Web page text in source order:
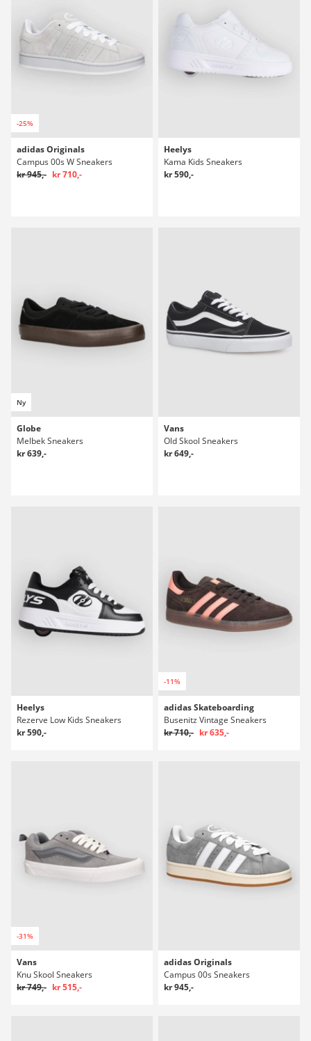
-25%
adidas Originals
Campus 00s W Sneakers
kr 945,- kr 710,-
Heelys
Kama Kids Sneakers
kr 590,-
Ny
Globe
Melbek Sneakers
kr 639,-
Vans
Old Skool Sneakers
kr 649,-
Heelys
Rezerve Low Kids Sneakers
kr 590,-
-11%
adidas Skateboarding
Busenitz Vintage Sneakers
kr 710,- kr 635,-
-31%
Vans
Knu Skool Sneakers
kr 749,- kr 515,-
adidas Originals
Campus 00s Sneakers
kr 945,-